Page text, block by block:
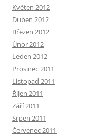
Květen 2012
Duben 2012
Březen 2012
Únor 2012
Leden 2012
Prosinec 2011
Listopad 2011
Říjen 2011
Září 2011
Srpen 2011
Červenec 2011